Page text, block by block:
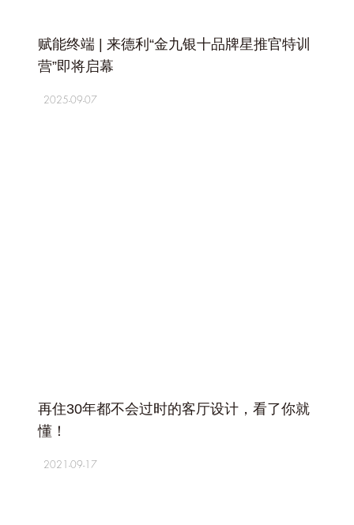
赋能终端 | 来德利“金九银十品牌星推官特训
营”即将启幕
2025-09-07
再住30年都不会过时的客厅设计，看了你就
懂！
2021-09-17